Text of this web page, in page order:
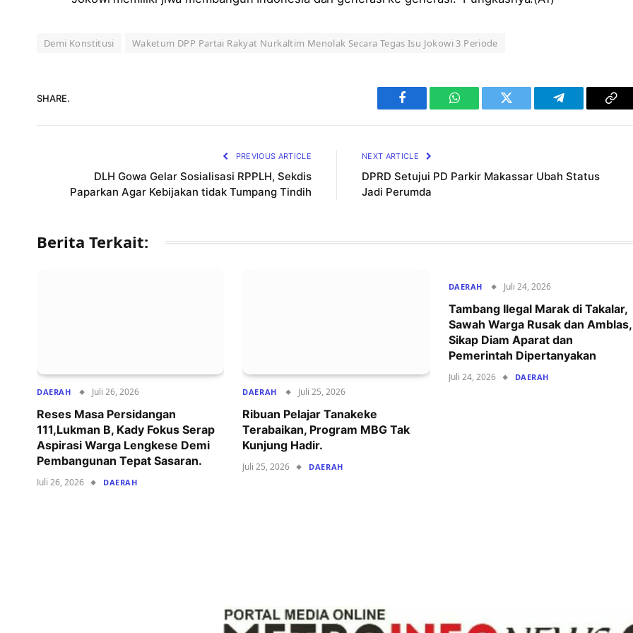
Demi Konstitusi Waketum DPP Partai Rakyat Nurkaltim Menolak Secara Tegas Isu Jokowi 3 Periode
SHARE.
Facebook WhatsAppTwitter Telegram
PREVIOUS ARTICLE
DLH Gowa Gelar Sosialisasi RPPLH, Sekdis
Paparkan Agar Kebijakan tidak Tumpang Tindih
NEXT ARTICLE
DPRD Setujui PD Parkir Makassar Ubah Status
Jadi Perumda
Berita Terkait:
DAERAH Juli 26, 2026
Reses Masa Persidangan
111,Lukman B, Kady Fokus Serap
Aspirasi Warga Lengkese Demi
Pembangunan Tepat Sasaran.
Juli 26, 2026 DAERAH
DAERAH Juli 25, 2026
‍Ribuan Pelajar Tanakeke
Terabaikan, Program MBG Tak
Kunjung Hadir.
Juli 25, 2026 DAERAH
DAERAH Juli 24, 2026
Tambang Ilegal Marak di Takalar,
Sawah Warga Rusak dan Amblas,
Sikap Diam Aparat dan
Pemerintah Dipertanyakan
Juli 24, 2026 DAERAH